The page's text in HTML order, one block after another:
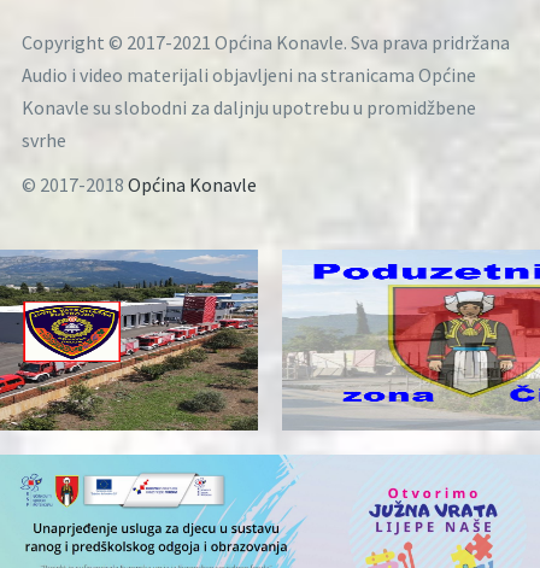
Copyright © 2017-2021 Općina Konavle. Sva prava pridržana
Audio i video materijali objavljeni na stranicama Općine
Konavle su slobodni za daljnju upotrebu u promidžbene
svrhe
© 2017-2018 Općina Konavle